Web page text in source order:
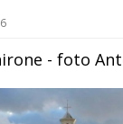
- foto